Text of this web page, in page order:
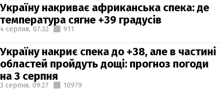
Україну накриває африканська спека: де
температура сягне +39 градусів
4 серпня, 07:32 911
Україну накриє спека до +38, але в частині
областей пройдуть дощі: прогноз погоди
на 3 серпня
3 серпня, 09:27 10979